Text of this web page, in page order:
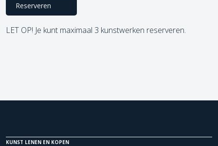
Reserveren
LET OP! Je kunt maximaal 3 kunstwerken reserveren.
KUNST LENEN EN KOPEN